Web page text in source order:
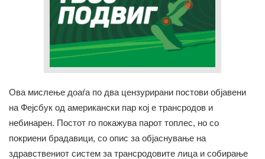
Ова мислење доаѓа по два цензурирани постови објавени
на Фејсбук од американски пар кој е трансродов и
небинарен. Постот го покажува парот топлес, но со
покриени брадавици, со опис за објаснување на
здравствениот систем за трансродовите лица и собирање